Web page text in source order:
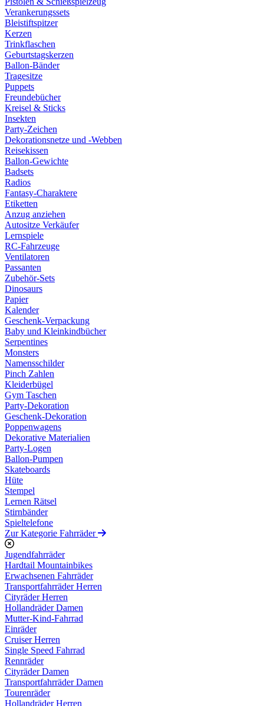
Verankerungssets
Bleistiftspitzer
Kerzen
Trinkflaschen
Geburtstagskerzen
Ballon-Bänder
Tragesitze
Puppets
Freundebücher
Kreisel & Sticks
Insekten
Party-Zeichen
Dekorationsnetze und -Webben
Reisekissen
Ballon-Gewichte
Badsets
Radios
Fantasy-Charaktere
Etiketten
Anzug anziehen
Autositze Verkäufer
Lernspiele
RC-Fahrzeuge
Ventilatoren
Passanten
Zubehör-Sets
Dinosaurs
Papier
Kalender
Geschenk-Verpackung
Baby und Kleinkindbücher
Serpentines
Monsters
Namensschilder
Pinch Zahlen
Kleiderbügel
Gym Taschen
Party-Dekoration
Geschenk-Dekoration
Poppenwagens
Dekorative Materialien
Party-Logen
Ballon-Pumpen
Skateboards
Hüte
Stempel
Lernen Rätsel
Stirnbänder
Spieltelefone
Zur Kategorie Fahrräder
Jugendfahrräder
Hardtail Mountainbikes
Erwachsenen Fahrräder
Transportfahrräder Herren
Cityräder Herren
Hollandräder Damen
Mutter-Kind-Fahrrad
Einräder
Cruiser Herren
Single Speed Fahrrad
Rennräder
Cityräder Damen
Transportfahrräder Damen
Tourenräder
Hollandräder Herren